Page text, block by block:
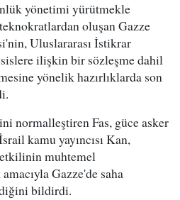
yönetimi yürütmekle
oluşan Gazze
Uluslararası İstikrar
ilişkin bir sözleşme dahil
yönelik hazırlıklarda son
normalleştiren Fas, güce asker
kamu yayıncısı Kan,
muhtemel
Gazze'de saha
bildirdi.